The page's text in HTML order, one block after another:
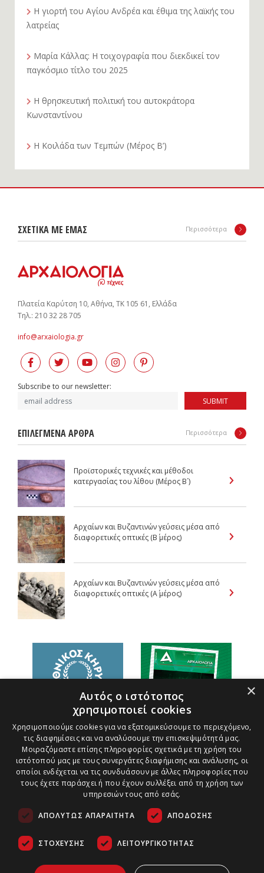
Η γιορτή του Αγίου Ανδρέα και έθιμα της λαϊκής του
λατρείας
Μαρία Κάλλας: Η τοιχογραφία που διεκδικεί τον
παγκόσμιο τίτλο του 2025
Η θρησκευτική πολιτική του αυτοκράτορα
Κωνσταντίνου
Η Κοιλάδα των Τεμπών (Μέρος Β’)
ΣΧΕΤΙΚΑ ΜΕ ΕΜΑΣ Περισσότερα
Πλατεία Καρύτση 10, Αθήνα, ΤΚ 105 61, Ελλάδα
Tηλ.: 210 32 28 705
info@arxaiologia.gr
Subscribe to our newsletter:
SUBMIT
ΕΠΙΛΕΓΜΕΝΑ ΑΡΘΡΑ Περισσότερα
Προϊστορικές τεχνικές και μέθοδοι
κατεργασίας του λίθου (Μέρος Β´)
Αρχαίων και Βυζαντινών γεύσεις μέσα από
διαφορετικές οπτικές (Β΄ μέρος)
Αρχαίων και Βυζαντινών γεύσεις μέσα από
διαφορετικές οπτικές (Α΄ μέρος)
×
Αυτός ο ιστότοπος
χρησιμοποιεί cookies
Χρησιμοποιούμε cookies για να εξατομικεύσουμε το περιεχόμενο,
τις διαφημίσεις και να αναλύσουμε την επισκεψιμότητά μας.
Μοιραζόμαστε επίσης πληροφορίες σχετικά με τη χρήση του
ιστότοπού μας με τους συνεργάτες διαφήμισης και ανάλυσης, οι
οποίοι ενδέχεται να τις συνδυάσουν με άλλες πληροφορίες που
τους έχετε παράσχει ή που έχουν συλλέξει από τη χρήση των
υπηρεσιών τους από εσάς.
ΑΠΟΛΎΤΩΣ ΑΠΑΡΑΊΤΗΤΑ ΑΠΌΔΟΣΗΣ
ΣΤΌΧΕΥΣΗΣ ΛΕΙΤΟΥΡΓΙΚΌΤΗΤΑΣ